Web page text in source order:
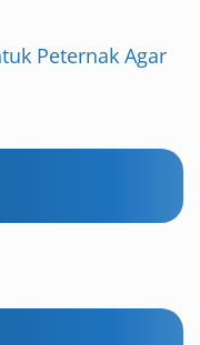
Peternak Agar